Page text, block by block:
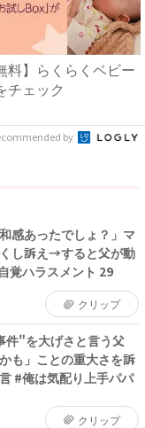
料】らくらくベビー
チェック
by
感あったでしょ？」マ
し訴え→すると父が動
覚ハラスメント 29
クリップ
件"を大げさと言う父
も」ことの重大さを訴
#俺は気配り上手パパ
クリップ